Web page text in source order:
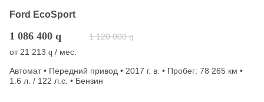
Ford EcoSport
1 086 400 q 1 120 000 q
от 21 213 q / мес.
Автомат • Передний привод • 2017 г. в. • Пробег: 78 265 км •
1.6 л. / 122 л.с. • Бензин